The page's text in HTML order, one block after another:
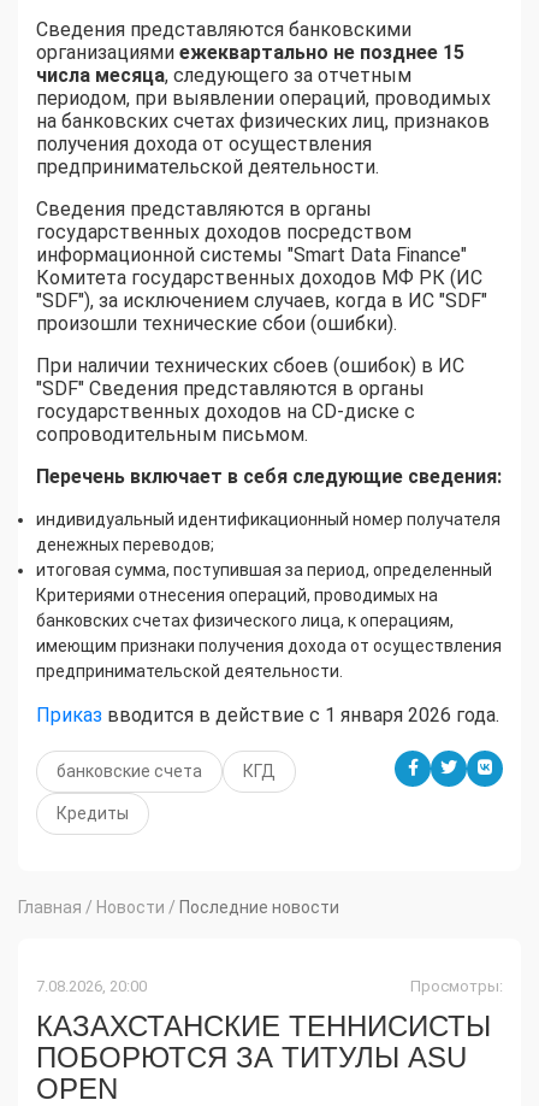
Сведения представляются банковскими
организациями ежеквартально не позднее 15
числа месяца, следующего за отчетным
периодом, при выявлении операций, проводимых
на банковских счетах физических лиц, признаков
получения дохода от осуществления
предпринимательской деятельности.
Сведения представляются в органы
государственных доходов посредством
информационной системы "Smart Data Finance"
Комитета государственных доходов МФ РК (ИС
"SDF"), за исключением случаев, когда в ИС "SDF"
произошли технические сбои (ошибки).
При наличии технических сбоев (ошибок) в ИС
"SDF" Сведения представляются в органы
государственных доходов на СD-диске с
сопроводительным письмом.
Перечень включает в себя следующие сведения:
индивидуальный идентификационный номер получателя
денежных переводов;
итоговая сумма, поступившая за период, определенный
Критериями отнесения операций, проводимых на
банковских счетах физического лица, к операциям,
имеющим признаки получения дохода от осуществления
предпринимательской деятельности.
Приказ вводится в действие с 1 января 2026 года.
банковские счета КГД
Кредиты
Главная / Новости / Последние новости
7.08.2026, 20:00 Просмотры:
КАЗАХСТАНСКИЕ ТЕННИСИСТЫ
ПОБОРЮТСЯ ЗА ТИТУЛЫ ASU
OPEN